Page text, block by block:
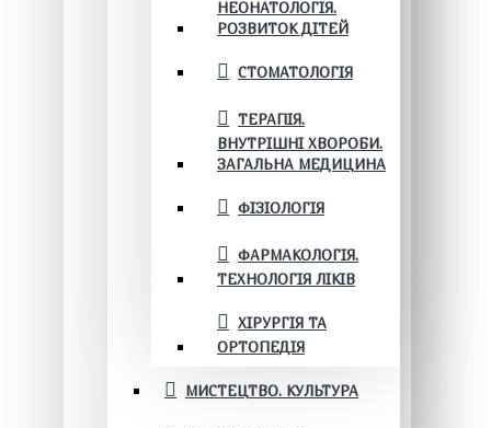
НЕОНАТОЛОГІЯ.
РОЗВИТОК ДІТЕЙ
СТОМАТОЛОГІЯ
ТЕРАПІЯ.
ВНУТРІШНІ ХВОРОБИ.
ЗАГАЛЬНА МЕДИЦИНА
ФІЗІОЛОГІЯ
ФАРМАКОЛОГІЯ.
ТЕХНОЛОГІЯ ЛІКІВ
ХІРУРГІЯ ТА
ОРТОПЕДІЯ
МИСТЕЦТВО. КУЛЬТУРА